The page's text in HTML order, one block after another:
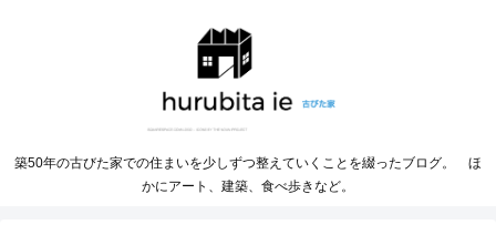
築50年の古びた家での住まいを少しずつ整えていくことを綴ったブログ。 ほ
かにアート、建築、食べ歩きなど。